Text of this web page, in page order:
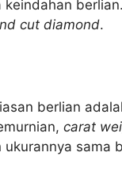
cut diamond.
berlian
carat
sama